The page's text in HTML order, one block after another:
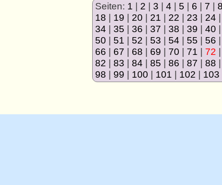
Seiten: 1 | 2 | 3 | 4 | 5 | 6 | 7 |
18 | 19 | 20 | 21 | 22 | 23 | 24
34 | 35 | 36 | 37 | 38 | 39 | 40
50 | 51 | 52 | 53 | 54 | 55 | 56
66 | 67 | 68 | 69 | 70 | 71 | 72
82 | 83 | 84 | 85 | 86 | 87 | 88
98 | 99 | 100 | 101 | 102 | 103